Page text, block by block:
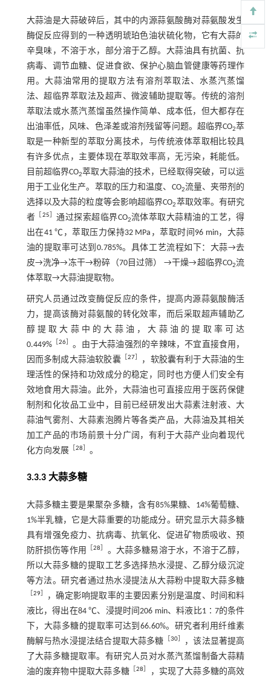
大蒜油是大蒜破碎后，其中的内源蒜氨酸酶对蒜氨酸发生
酶促反应得到的一种透明琥珀色油状硫化物，它有大蒜的
辛臭味，不溶于水，部分溶于乙醇。大蒜油具有抗菌、抗
病毒、调节血糖、促进食欲、保护心脑血管健康等药理作
用。大蒜油常用的提取方法有溶剂萃取法、水蒸汽蒸馏
法、超临界萃取法及超声、微波辅助提取等。传统的溶剂
萃取法或水蒸汽蒸馏虽然操作简单、成本低，但大都存在
出油率低，风味、色泽差或溶剂残留等问题。超临界CO2萃
取是一种新型的萃取分离技术，与传统液体萃取相比较具
有许多优点，主要体现在萃取效率高，无污染，耗能低。
目前超临界CO2萃取大蒜油的技术，已经取得突破，可以运
用于工业化生产。萃取的压力和温度、CO2流量、夹带剂的
选择以及大蒜的粒度等会影响超临界CO2萃取效率。有研究
者
25 ］通过探索超临界CO2流体萃取大蒜精油的工艺，得
出在41 ℃，萃取压力保持32 MPa，萃取时间96 min，大蒜
油的提取率可达到0.785%。具体工艺流程如下：大蒜→去
皮→洗净→冻干→粉碎（70目过筛） →干燥→超临界CO2流
体萃取→大蒜油提取物。
研究人员通过改变酶促反应的条件，提高内源蒜氨酸酶活
力，提高该酶对蒜氨酸的转化效率，而后采取超声辅助乙
醇提取大蒜中的大蒜油，大蒜油的提取率可达
0.449% ［26
。由于大蒜油强烈的辛辣味，不宜直接食用，
因而多制成大蒜油软胶囊［ 27］
，软胶囊有利于大蒜油的生
理活性的保持和功效成分的稳定，同时也方便人们安全有
效地食用大蒜油。此外，大蒜油也可直接应用于医药保健
制剂和化妆品工业中，目前已经研发出大蒜素注射液、大
蒜油气雾剂、大蒜素泡腾片等各类产品，大蒜油及其相关
加工产品的市场前景十分广阔，有利于大蒜产业向着现代
化方向发展
28 。
3.3.3 大蒜多糖
大蒜多糖主要是果聚杂多糖，含有85%果糖、14%葡萄糖、
1%半乳糖，它是大蒜重要的功能成分。研究显示大蒜多糖
具有增强免疫力、抗病毒、抗氧化、促进矿物质吸收、预
防肝损伤等作用
［28
。大蒜多糖易溶于水，不溶于乙醇，
所以大蒜多糖的提取工艺多选择热水浸提、乙醇分级沉淀
等方法。研究者通过热水浸提法从大蒜粉中提取大蒜多糖
29］
，确定影响提取率的主要因素分别是温度、时间和料
液比，得出在84 ℃、浸提时间206 min、料液比1∶7的条件
下，大蒜多糖的提取率可达到66.60%。研究者利用纤维素
酶解与热水浸提法结合提取大蒜多糖
30］
，该法显著提高
了大蒜多糖提取率。有研究人员对水蒸汽蒸馏制备大蒜精
油的废弃物中提取大蒜多糖［28
，实现了大蒜多糖的高效